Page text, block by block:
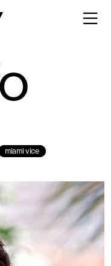

miami vice